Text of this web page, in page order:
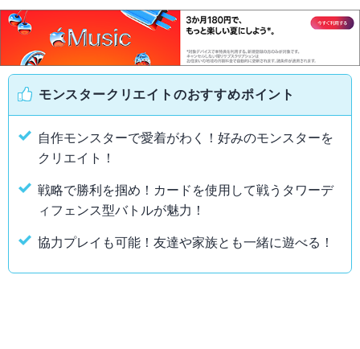
モンスタークリエイトのおすすめポイント
自作モンスターで愛着がわく！好みのモンスターを
クリエイト！
戦略で勝利を掴め！カードを使用して戦うタワーデ
ィフェンス型バトルが魅力！
協力プレイも可能！友達や家族とも一緒に遊べる！